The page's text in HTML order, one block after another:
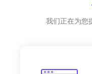
我们正在为您